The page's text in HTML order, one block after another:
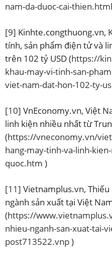
nam-da-duoc-cai-thien.html
[9] Kinhte.congthuong.vn,
tính, sản phẩm điện tử và
trên 102 tỷ USD (https://
khau-may-vi-tinh-san-
viet-nam-dat-hon-102-ty-
[10] VnEconomy.vn, Việt
linh kiện nhiều nhất từ
(https://vneconomy.vn/
hang-may-tinh-va-linh-
quoc.htm )
[11] Vietnamplus.vn,
ngành sản xuất tại Việt
(https://
nhieu-nganh-san-xuat-tai-
post713522.vnp)